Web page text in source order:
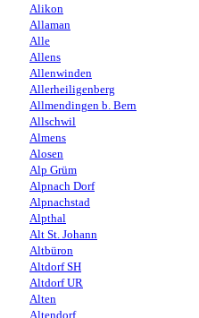
Alikon
Allaman
Alle
Allens
Allenwinden
Allerheiligenberg
Allmendingen b. Bern
Allschwil
Almens
Alosen
Alp Grüm
Alpnach Dorf
Alpnachstad
Alpthal
Alt St. Johann
Altbüron
Altdorf SH
Altdorf UR
Alten
Altendorf